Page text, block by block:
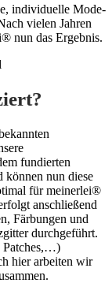
individuelle Mode-
vielen Jahren
nun das Ergebnis.
fundierten
nun diese
für meinerlei®
anschließend
Färbungen und
durchgeführt.
Patches,…)
hier arbeiten wir